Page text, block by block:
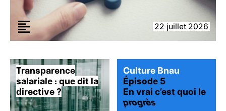
22 juillet 2026
22 juillet 2026
22 juillet 2026
7 juillet 2026
26 juin 2026
Transparence
salariale : que dit la
directive ?
Culture Bnau
Épisode 5
En vrai c’est quoi le
progrès